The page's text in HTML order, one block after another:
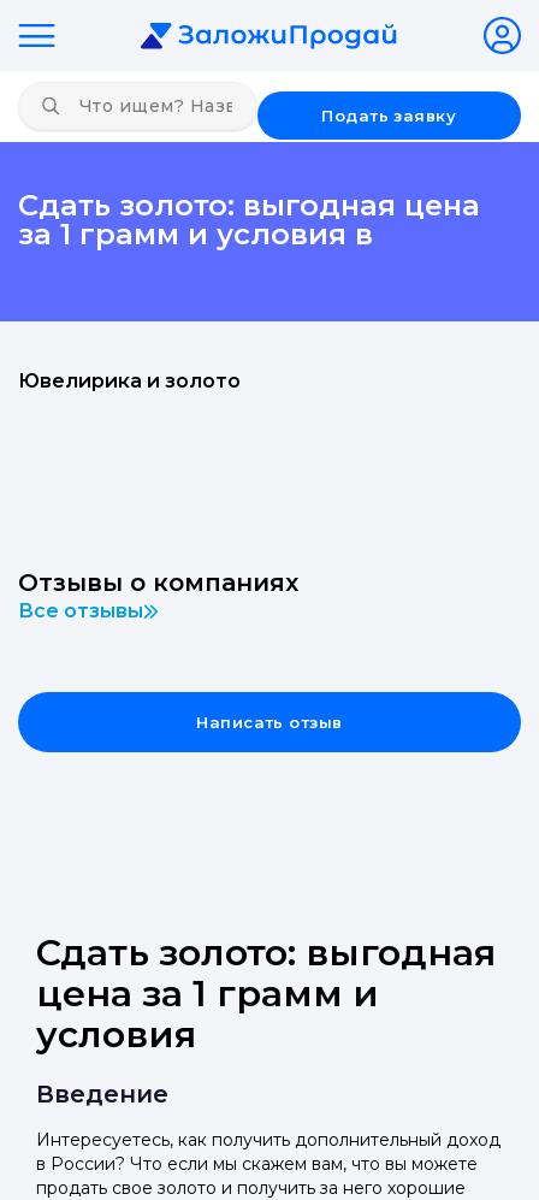
Подать заявку
Сдать золото: выгодная цена
за 1 грамм и условия в
Ювелирика и золото
Отзывы о компаниях
Все отзывы
Написать отзыв
Сдать золото: выгодная
цена за 1 грамм и
условия
Введение
Интересуетесь, как получить дополнительный доход
в России? Что если мы скажем вам, что вы можете
продать свое золото и получить за него хорошие